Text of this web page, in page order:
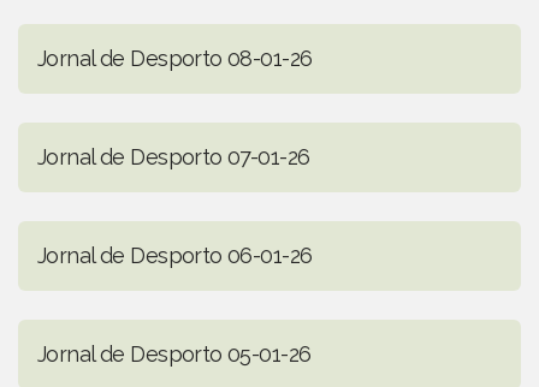
Jornal de Desporto 08-01-26
Jornal de Desporto 07-01-26
Jornal de Desporto 06-01-26
Jornal de Desporto 05-01-26